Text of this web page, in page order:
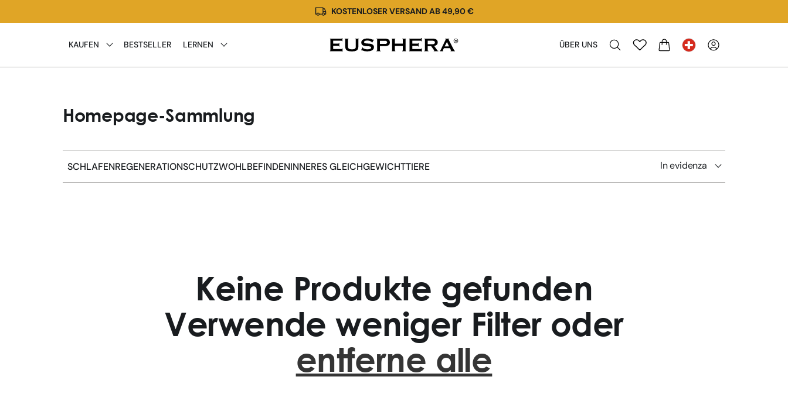
zum
KOSTENLOSER VERSAND AB 49,90 €
KAUFEN BESTSELLER LERNEN
ÜBER UNS
Homepage-Sammlung
SCHLAFENREGENERATIONSCHUTZWOHLBEFINDENINNERES GLEICHGEWICHTTIERE In evidenza
Keine Produkte gefunden
Verwende weniger Filter oder
entferne alle